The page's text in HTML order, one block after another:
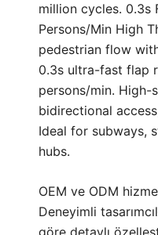
million cycles. 0.3s
Persons/Min High
pedestrian flow
0.3s ultra-fast flap
persons/min. High-
bidirectional
Ideal for subways,
hubs.
OEM ve ODM
Deneyimli